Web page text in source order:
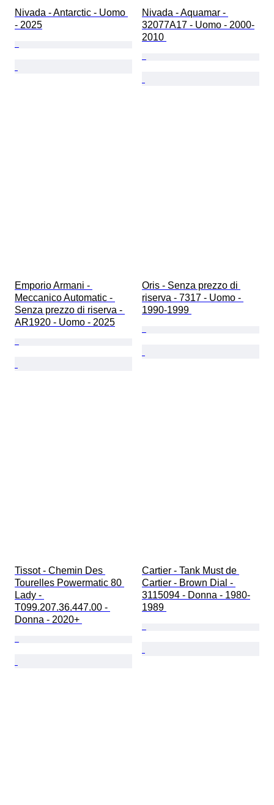
Nivada - Antarctic - Uomo
- 2025
Nivada - Aquamar -
32077A17 - Uomo - 2000-
2010
Emporio Armani -
Meccanico Automatic -
Senza prezzo di riserva -
AR1920 - Uomo - 2025
Oris - Senza prezzo di
riserva - 7317 - Uomo -
1990-1999
Tissot - Chemin Des
Tourelles Powermatic 80
Lady -
T099.207.36.447.00 -
Donna - 2020+
Cartier - Tank Must de
Cartier - Brown Dial -
3115094 - Donna - 1980-
1989